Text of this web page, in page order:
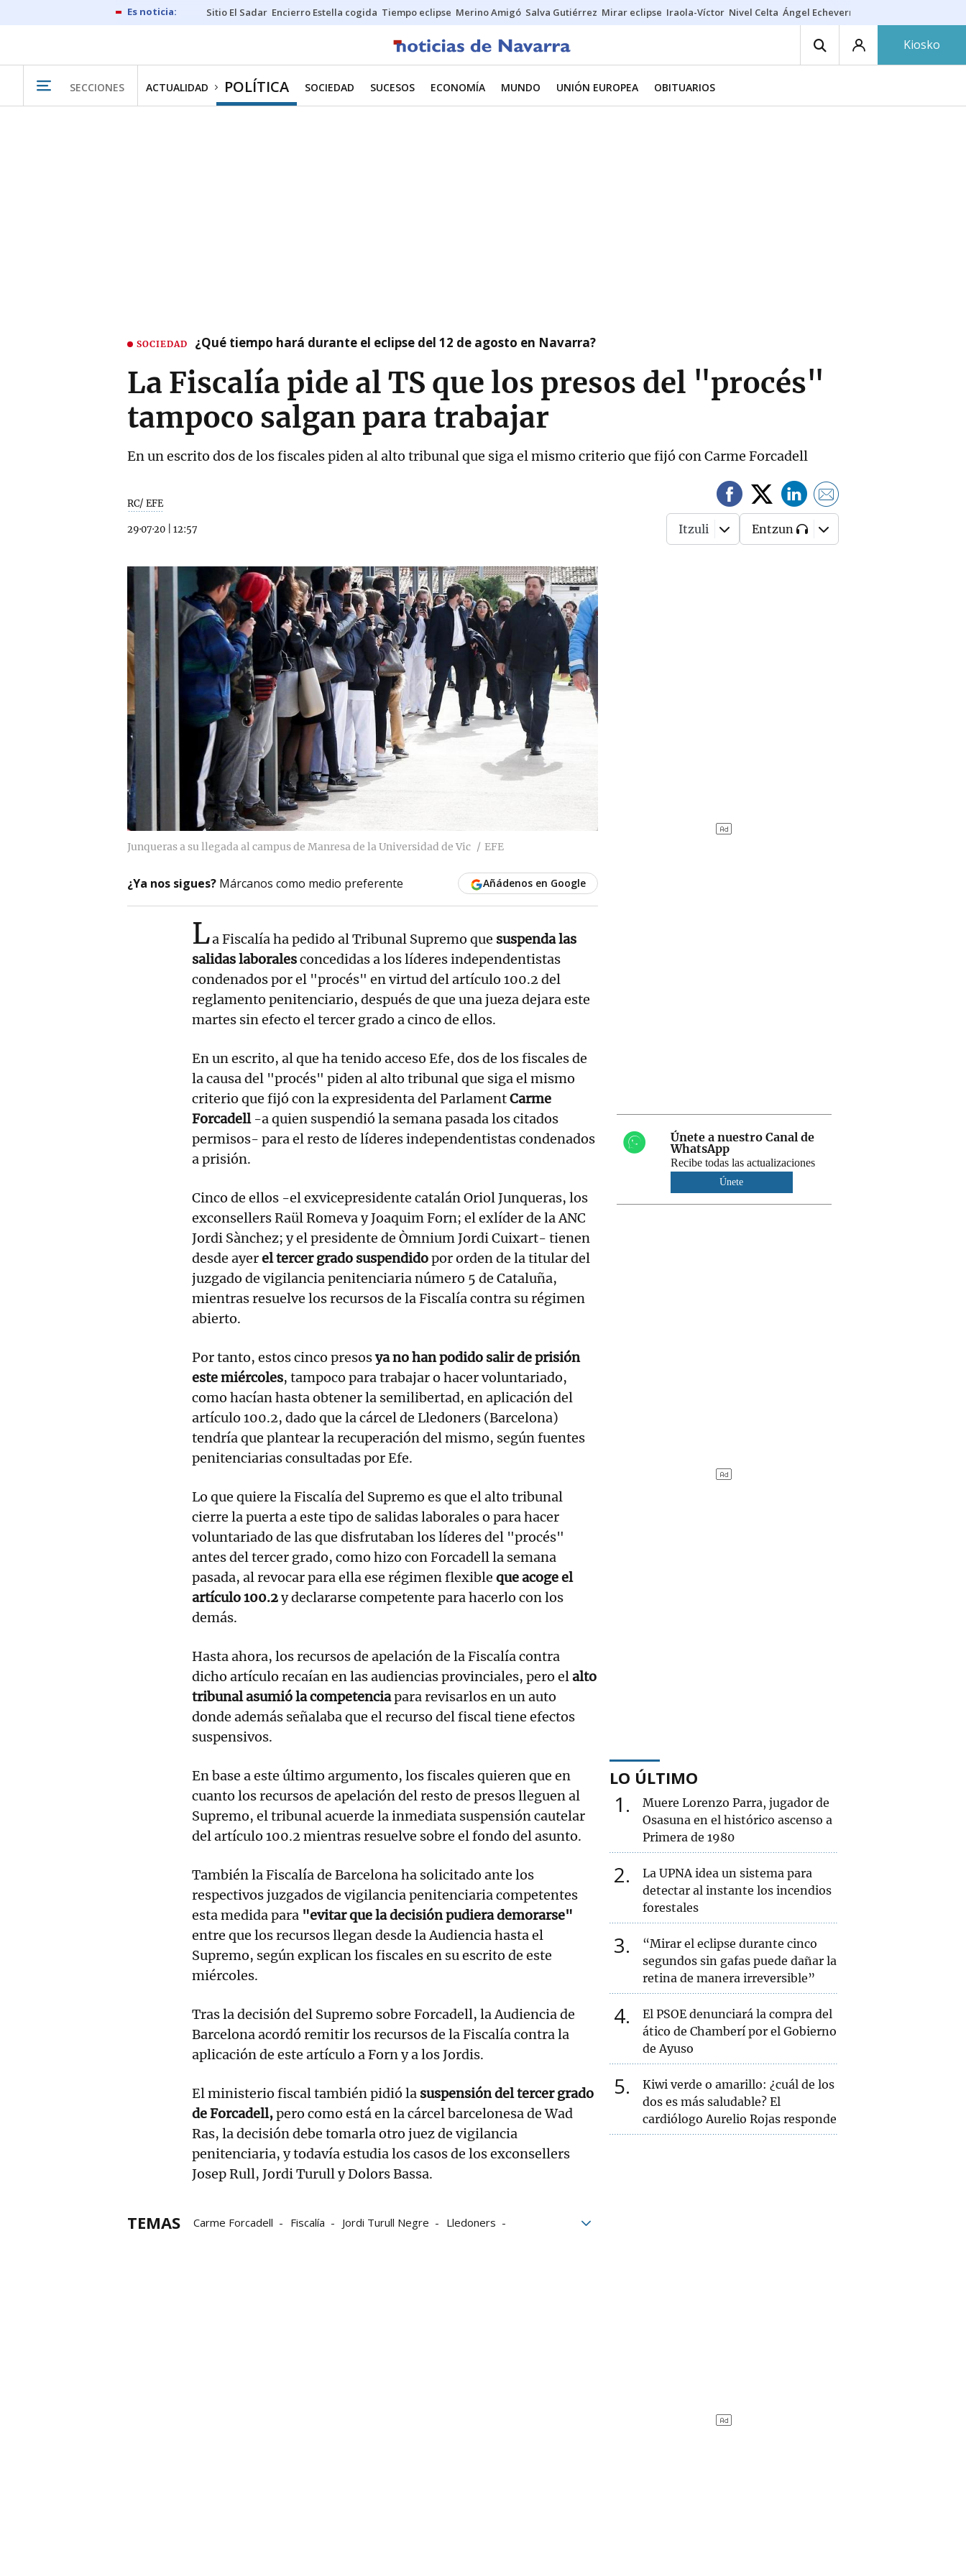
Sitio El Sadar Encierro Estella cogida Tiempo eclipse Merino Amigó Salva Gutiérrez Mirar eclipse Iraola-Víctor Nivel Celta Ángel Echeverría
Kiosko
SECCIONES ACTUALIDAD POLÍTICA SOCIEDAD SUCESOS ECONOMÍA MUNDO UNIÓN EUROPEA OBITUARIOS
SOCIEDAD ¿Qué tiempo hará durante el eclipse del 12 de agosto en Navarra?
La Fiscalía pide al TS que los presos del "procés"
tampoco salgan para trabajar
En un escrito dos de los fiscales piden al alto tribunal que siga el mismo criterio que fijó con Carme Forcadell
RC/ EFE
29·07·20 12:57 Itzuli Entzun
Junqueras a su llegada al campus de Manresa de la Universidad de Vic EFE
¿Ya nos sigues? Márcanos como medio preferente Añádenos en Google
La Fiscalía ha pedido al Tribunal Supremo que suspenda las
salidas laboralesconcedidas a los líderes independentistas
condenados por el "procés" en virtud del artículo 100.2 del
reglamento penitenciario, después de que una jueza dejara este
martes sin efecto el tercer grado a cinco de ellos.
En un escrito, al que ha tenido acceso Efe, dos de los fiscales de
la causa del "procés" piden al alto tribunal que siga el mismo
criterio que fijó con la expresidenta del ParlamentCarme
Forcadell-a quien suspendió la semana pasada los citados
permisos- para el resto de líderes independentistas condenados
a prisión.
Cinco de ellos -el exvicepresidente catalán Oriol Junqueras, los
exconsellers Raül Romeva y Joaquim Forn; el exlíder de la ANC
Jordi Sànchez; y el presidente de Òmnium Jordi Cuixart- tienen
desde ayerel tercer grado suspendidopor orden de la titular del
juzgado de vigilancia penitenciaria número 5 de Cataluña,
mientras resuelve los recursos de la Fiscalía contra su régimen
abierto.
Por tanto, estos cinco presosya no han podido salir de prisión
este miércoles, tampoco para trabajar o hacer voluntariado,
como hacían hasta obtener la semilibertad, en aplicación del
artículo 100.2, dado que la cárcel de Lledoners (Barcelona)
tendría que plantear la recuperación del mismo, según fuentes
penitenciarias consultadas por Efe.
Lo que quiere la Fiscalía del Supremo es que el alto tribunal
cierre la puerta a este tipo de salidas laborales o para hacer
voluntariado de las que disfrutaban los líderes del "procés"
antes del tercer grado, como hizo con Forcadell la semana
pasada, al revocar para ella ese régimen flexible que acoge el
artículo 100.2y declararse competente para hacerlo con los
demás.
Hasta ahora, los recursos de apelación de la Fiscalía contra
dicho artículo recaían en las audiencias provinciales, pero elalto
tribunal asumió la competenciapara revisarlos en un auto
donde además señalaba que el recurso del fiscal tiene efectos
suspensivos.
En base a este último argumento, los fiscales quieren que en
cuanto los recursos de apelación del resto de presos lleguen al
Supremo, el tribunal acuerde la inmediata suspensión cautelar
del artículo 100.2 mientras resuelve sobre el fondo del asunto.
También la Fiscalía de Barcelona ha solicitado ante los
respectivos juzgados de vigilancia penitenciaria competentes
esta medida para "evitar que la decisión pudiera demorarse"
entre que los recursos llegan desde la Audiencia hasta el
Supremo, según explican los fiscales en su escrito de este
miércoles.
Tras la decisión del Supremo sobre Forcadell, la Audiencia de
Barcelona acordó remitir los recursos de la Fiscalía contra la
aplicación de este artículo a Forn y a los Jordis.
El ministerio fiscal también pidió la suspensión del tercer grado
de Forcadell,pero como está en la cárcel barcelonesa de Wad
Ras, la decisión debe tomarla otro juez de vigilancia
penitenciaria, y todavía estudia los casos de los exconsellers
Josep Rull, Jordi Turull y Dolors Bassa.
TEMAS Carme Forcadell Fiscalía Jordi Turull Negre
Lledoners
Únete a nuestro Canal de
WhatsApp
Recibe todas las actualizaciones
Únete
LO ÚLTIMO
1
Muere Lorenzo Parra, jugador de
Osasuna en el histórico ascenso a
Primera de 1980
2
La UPNA idea un sistema para
detectar al instante los incendios
forestales
3
“Mirar el eclipse durante cinco
segundos sin gafas puede dañar la
retina de manera irreversible”
4
El PSOE denunciará la compra del
ático de Chamberí por el Gobierno
de Ayuso
5
Kiwi verde o amarillo: ¿cuál de los
dos es más saludable? El
cardiólogo Aurelio Rojas responde